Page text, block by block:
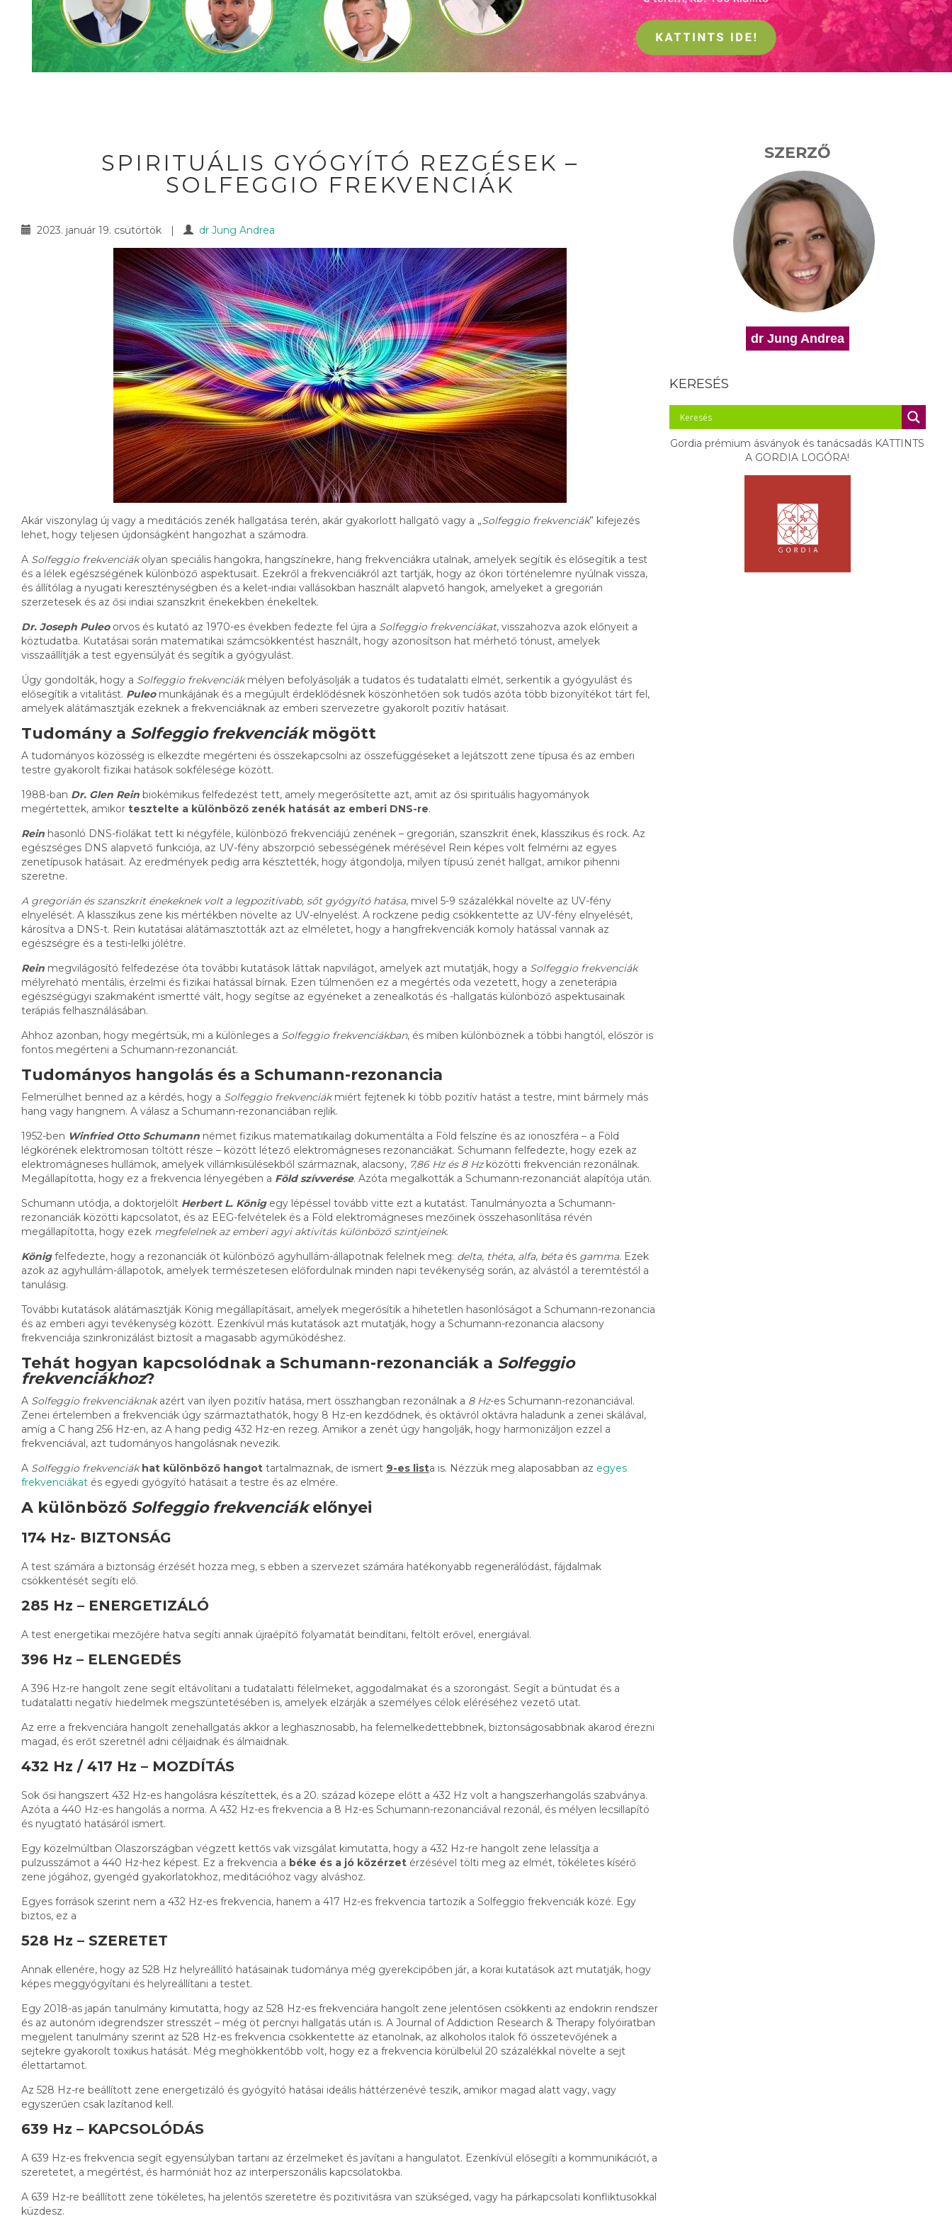
SPIRITUÁLIS GYÓGYÍTÓ REZGÉSEK –
SOLFEGGIO FREKVENCIÁK
2023. január 19. csütörtök | dr Jung Andrea
Akár viszonylag új vagy a meditációs zenék hallgatása terén, akár gyakorlott hallgató vagy a „Solfeggio frekvenciák” kifejezés
lehet, hogy teljesen újdonságként hangozhat a számodra.
A Solfeggio frekvenciákolyan speciális hangokra, hangszínekre, hang frekvenciákra utalnak, amelyek segítik és elősegítik a test
és a lélek egészségének különböző aspektusait. Ezekről a frekvenciákról azt tartják, hogy az ókori történelemre nyúlnak vissza,
és állítólag a nyugati kereszténységben és a kelet-indiai vallásokban használt alapvető hangok, amelyeket a gregorián
szerzetesek és az ősi indiai szanszkrit énekekben énekeltek.
Dr. Joseph Puleoorvos és kutató az 1970-es években fedezte fel újra a Solfeggio frekvenciákat, visszahozva azok előnyeit a
köztudatba. Kutatásai során matematikai számcsökkentést használt, hogy azonosítson hat mérhető tónust, amelyek
visszaállítják a test egyensúlyát és segítik a gyógyulást.
Úgy gondolták, hogy a Solfeggio frekvenciákmélyen befolyásolják a tudatos és tudatalatti elmét, serkentik a gyógyulást és
elősegítik a vitalitást. Puleo munkájának és a megújult érdeklődésnek köszönhetően sok tudós azóta több bizonyítékot tárt fel,
amelyek alátámasztják ezeknek a frekvenciáknak az emberi szervezetre gyakorolt pozitív hatásait.
Tudomány a Solfeggio frekvenciákmögött
A tudományos közösség is elkezdte megérteni és összekapcsolni az összefüggéseket a lejátszott zene típusa és az emberi
testre gyakorolt ​​fizikai hatások sokfélesége között.
1988-ban Dr. Glen Rein biokémikus felfedezést tett, amely megerősítette azt, amit az ősi spirituális hagyományok
megértettek, amikor tesztelte a különböző zenék hatását az emberi DNS-re.
Rein hasonló DNS-fiolákat tett ki négyféle, különböző frekvenciájú zenének – gregorián, szanszkrit ének, klasszikus és rock. Az
egészséges DNS alapvető funkciója, az UV-fény abszorpció sebességének mérésével Rein képes volt felmérni az egyes
zenetípusok hatásait. Az eredmények pedig arra késztették, hogy átgondolja, milyen típusú zenét hallgat, amikor pihenni
szeretne.
A gregorián és szanszkrit énekeknek volt a legpozitívabb, sőt gyógyító hatása, mivel 5-9 százalékkal növelte az UV-fény
elnyelését. A klasszikus zene kis mértékben növelte az UV-elnyelést. A rockzene pedig csökkentette az UV-fény elnyelését,
károsítva a DNS-t. Rein kutatásai alátámasztották azt az elméletet, hogy a hangfrekvenciák komoly hatással vannak az
egészségre és a testi-lelki jólétre.
Rein megvilágosító felfedezése óta további kutatások láttak napvilágot, amelyek azt mutatják, hogy a Solfeggio frekvenciák
mélyreható mentális, érzelmi és fizikai hatással bírnak. Ezen túlmenően ez a megértés oda vezetett, hogy a zeneterápia
egészségügyi szakmaként ismertté vált, hogy segítse az egyéneket a zenealkotás és -hallgatás különböző aspektusainak
terápiás felhasználásában.
Ahhoz azonban, hogy megértsük, mi a különleges a Solfeggio frekvenciákban, és miben különböznek a többi hangtól, először is
fontos megérteni a Schumann-rezonanciát.
Tudományos hangolás és a Schumann-rezonancia
Felmerülhet benned az a kérdés, hogy a Solfeggio frekvenciákmiért fejtenek ki több pozitív hatást a testre, mint bármely más
hang vagy hangnem. A válasz a Schumann-rezonanciában rejlik.
1952-ben Winfried Otto Schumann német fizikus matematikailag dokumentálta a Föld felszíne és az ionoszféra – a Föld
légkörének elektromosan töltött része – között létező elektromágneses rezonanciákat. Schumann felfedezte, hogy ezek az
elektromágneses hullámok, amelyek villámkisülésekből származnak, alacsony, 7,86 Hz és 8 Hzközötti frekvencián rezonálnak.
Megállapította, hogy ez a frekvencia lényegében a Föld szívverése. Azóta megalkották a Schumann-rezonanciát alapítója után.
Schumann utódja, a doktorjelölt Herbert L. Königegy lépéssel tovább vitte ezt a kutatást. Tanulmányozta a Schumann-
rezonanciák közötti kapcsolatot, és az EEG-felvételek és a Föld elektromágneses mezőinek összehasonlítása révén
megállapította, hogy ezek megfelelnek az emberi agyi aktivitás különböző szintjeinek.
König felfedezte, hogy a rezonanciák öt különböző agyhullám-állapotnak felelnek meg: delta, théta, alfa, bétaés gamma. Ezek
azok az agyhullám-állapotok, amelyek természetesen előfordulnak minden napi tevékenység során, az alvástól a teremtéstől a
tanulásig.
További kutatások alátámasztják König megállapításait, amelyek megerősítik a hihetetlen hasonlóságot a Schumann-rezonancia
és az emberi agyi tevékenység között. Ezenkívül más kutatások azt mutatják, hogy a Schumann-rezonancia alacsony
frekvenciája szinkronizálást biztosít a magasabb agyműködéshez.
Tehát hogyan kapcsolódnak a Schumann-rezonanciák a Solfeggio
frekvenciákhoz?
A Solfeggio frekvenciáknakazért van ilyen pozitív hatása, mert összhangban rezonálnak a 8 Hz-es Schumann-rezonanciával.
Zenei értelemben a frekvenciák úgy származtathatók, hogy 8 Hz-en kezdődnek, és oktávról oktávra haladunk a zenei skálával,
amíg a C hang 256 Hz-en, az A hang pedig 432 Hz-en rezeg. Amikor a zenét úgy hangolják, hogy harmonizáljon ezzel a
frekvenciával, azt tudományos hangolásnak nevezik.
A Solfeggio frekvenciák hat különböző hangot tartalmaznak, de ismert 9-es lista is. Nézzük meg alaposabban az egyes
frekvenciákat és egyedi gyógyító hatásait a testre és az elmére.
A különböző Solfeggio frekvenciákelőnyei
174 Hz- BIZTONSÁG
A test számára a biztonság érzését hozza meg, s ebben a szervezet számára hatékonyabb regenerálódást, fájdalmak
csökkentését segíti elő.
285 Hz – ENERGETIZÁLÓ
A test energetikai mezőjére hatva segíti annak újraépítő folyamatát beindítani, feltölt erővel, energiával.
396 Hz – ELENGEDÉS
A 396 Hz-re hangolt zene segít eltávolítani a tudatalatti félelmeket, aggodalmakat és a szorongást. Segít a bűntudat és a
tudatalatti negatív hiedelmek megszüntetésében is, amelyek elzárják a személyes célok eléréséhez vezető utat.
Az erre a frekvenciára hangolt zenehallgatás akkor a leghasznosabb, ha felemelkedettebbnek, biztonságosabbnak akarod érezni
magad, és erőt szeretnél adni céljaidnak és álmaidnak.
432 Hz / 417 Hz – MOZDÍTÁS
Sok ősi hangszert 432 Hz-es hangolásra készítettek, és a 20. század közepe előtt a 432 Hz volt a hangszerhangolás szabványa.
Azóta a 440 Hz-es hangolás a norma. A 432 Hz-es frekvencia a 8 Hz-es Schumann-rezonanciával rezonál, és mélyen lecsillapító
és nyugtató hatásáról ismert.
Egy közelmúltban Olaszországban végzett kettős vak vizsgálat kimutatta, hogy a 432 Hz-re hangolt zene lelassítja a
pulzusszámot a 440 Hz-hez képest. Ez a frekvencia a béke és a jó közérzet érzésével tölti meg az elmét, tökéletes kísérő
zene jógához, gyengéd gyakorlatokhoz, meditációhoz vagy alváshoz.
Egyes források szerint nem a 432 Hz-es frekvencia, hanem a 417 Hz-es frekvencia tartozik a Solfeggio frekvenciák közé. Egy
biztos, ez a
528 Hz – SZERETET
Annak ellenére, hogy az 528 Hz helyreállító hatásainak tudománya még gyerekcipőben jár, a korai kutatások azt mutatják, hogy
képes meggyógyítani és helyreállítani a testet.
Egy 2018-as japán tanulmány kimutatta, hogy az 528 Hz-es frekvenciára hangolt zene jelentősen csökkenti az endokrin rendszer
és az autonóm idegrendszer stresszét – még öt percnyi hallgatás után is. A Journal of Addiction Research & Therapy folyóiratban
megjelent tanulmány szerint az 528 Hz-es frekvencia csökkentette az etanolnak, az alkoholos italok fő összetevőjének a
sejtekre gyakorolt toxikus hatását. Még meghökkentőbb volt, hogy ez a frekvencia körülbelül 20 százalékkal növelte a sejt
élettartamot.
Az 528 Hz-re beállított zene energetizáló és gyógyító hatásai ideális háttérzenévé teszik, amikor magad alatt vagy, vagy
egyszerűen csak lazítanod kell.
639 Hz – KAPCSOLÓDÁS
A 639 Hz-es frekvencia segít egyensúlyban tartani az érzelmeket és javítani a hangulatot. Ezenkívül elősegíti a kommunikációt, a
szeretetet, a megértést, és harmóniát hoz az interperszonális kapcsolatokba.
A 639 Hz-re beállított zene tökéletes, ha jelentős szeretetre és pozitivitásra van szükséged, vagy ha párkapcsolati konfliktusokkal
küzdesz.
SZERZŐ
dr Jung Andrea
KERESÉS
Gordia prémium ásványok és tanácsadás KATTINTS
A GORDIA LOGÓRA!